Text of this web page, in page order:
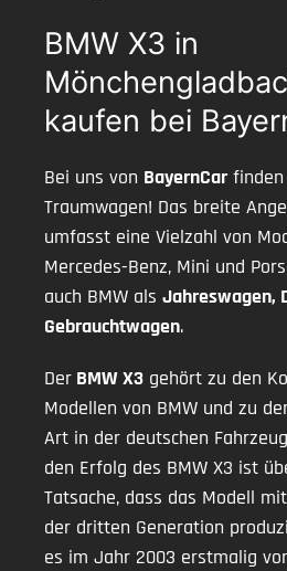
BMW X3 in
kaufen bei
Bei uns von BayernCar
Traumwagen! Das breite
umfasst eine Vielzahl von
Mercedes-Benz, Mini und
auch BMW als Jahreswagen,
Gebrauchtwagen.
Der BMW X3 gehört zu den
Modellen von BMW und zu
Art in der deutschen
den Erfolg des BMW X3 ist
Tatsache, dass das Modell
der dritten Generation
es im Jahr 2003 erstmalig